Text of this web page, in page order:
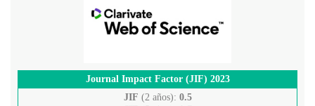
Journal Impact Factor (JIF) 2023
JIF (2 años): 0.5